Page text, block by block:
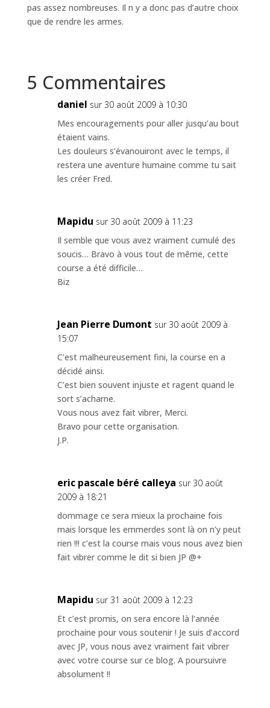
pas assez nombreuses. Il n y a donc pas d’autre choix
que de rendre les armes.
5 Commentaires
daniel sur 30 août 2009 à 10:30
Mes encouragements pour aller jusqu’au bout
étaient vains.
Les douleurs s’évanouiront avec le temps, il
restera une aventure humaine comme tu sait
les créer Fred.
Mapidu sur 30 août 2009 à 11:23
Il semble que vous avez vraiment cumulé des
soucis… Bravo à vous tout de même, cette
course a été difficile…
Biz
Jean Pierre Dumont sur 30 août 2009 à
15:07
C’est malheureusement fini, la course en a
décidé ainsi.
C’est bien souvent injuste et ragent quand le
sort s’acharne.
Vous nous avez fait vibrer, Merci.
Bravo pour cette organisation.
J.P.
eric pascale béré calleya sur 30 août
2009 à 18:21
dommage ce sera mieux la prochaine fois
mais lorsque les emmerdes sont là on n’y peut
rien !!! c’est la course mais vous nous avez bien
fait vibrer comme le dit si bien JP @+
Mapidu sur 31 août 2009 à 12:23
Et c’est promis, on sera encore là l’année
prochaine pour vous soutenir ! Je suis d’accord
avec JP, vous nous avez vraiment fait vibrer
avec votre course sur ce blog. A poursuivre
absolument !!